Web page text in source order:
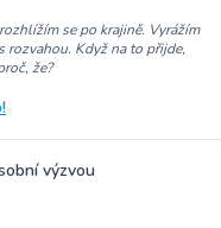
se po krajině. Vyrážím
rozvahou. Když na to přijde,
že?
výzvou